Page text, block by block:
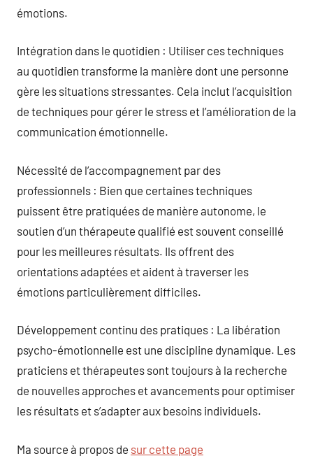
émotions.
Intégration dans le quotidien : Utiliser ces techniques
au quotidien transforme la manière dont une personne
gère les situations stressantes. Cela inclut l’acquisition
de techniques pour gérer le stress et l’amélioration de la
communication émotionnelle.
Nécessité de l’accompagnement par des
professionnels : Bien que certaines techniques
puissent être pratiquées de manière autonome, le
soutien d’un thérapeute qualifié est souvent conseillé
pour les meilleures résultats. Ils offrent des
orientations adaptées et aident à traverser les
émotions particulièrement difficiles.
Développement continu des pratiques : La libération
psycho-émotionnelle est une discipline dynamique. Les
praticiens et thérapeutes sont toujours à la recherche
de nouvelles approches et avancements pour optimiser
les résultats et s’adapter aux besoins individuels.
Ma source à propos de sur cette page